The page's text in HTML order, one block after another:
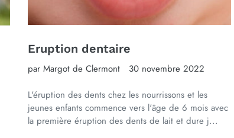
Eruption dentaire
par Margot de Clermont
30 novembre 2022
L'éruption des dents chez les nourrissons et les
jeunes enfants commence vers l'âge de 6 mois avec
la première éruption des dents de lait et dure j...